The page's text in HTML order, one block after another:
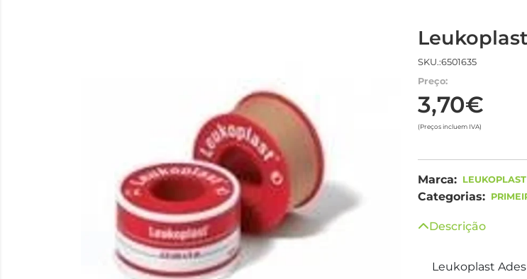
SKU.:6501635
Preço:
3,70€
(Preços incluem IVA)
Marca: LEUKOPLAST
Categorias:
Descrição
Leukoplast